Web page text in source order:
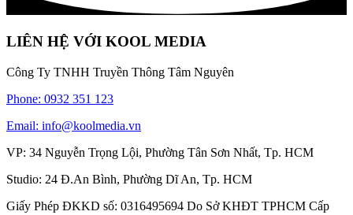
LIÊN HỆ VỚI KOOL MEDIA
Công Ty TNHH Truyền Thông Tâm Nguyên
Phone: 0932 351 123
Email: info@koolmedia.vn
VP: 34 Nguyễn Trọng Lội, Phường Tân Sơn Nhất, Tp. HCM
Studio: 24 Đ.An Bình, Phường Dĩ An, Tp. HCM
Giấy Phép ĐKKD số: 0316495694 Do Sở KHĐT TPHCM Cấp